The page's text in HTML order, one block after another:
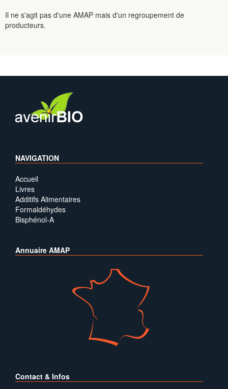
Il ne s'agit pas d'une AMAP mais d'un regroupement de
producteurs.
NAVIGATION
Accueil
Livres
Additifs Alimentaires
Formaldéhydes
Bisphénol-A
Annuaire AMAP
Contact & Infos